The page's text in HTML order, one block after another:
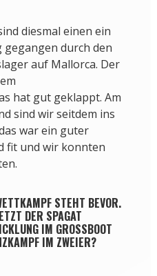
diesmal einen ein
gegangen durch den
auf Mallorca. Der
hat gut geklappt. Am
sind wir seitdem ins
war ein guter
fit und wir konnten
STEHT BEVOR.
DER SPAGAT
IM GROSSBOOT U
IM ZWEIER?